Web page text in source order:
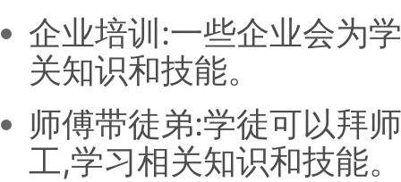
企业培训:一些企业会为
关知识和技能。
师傅带徒弟:学徒可以拜
工,学习相关知识和技能。